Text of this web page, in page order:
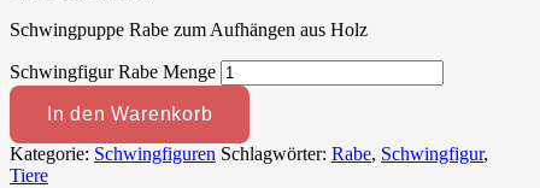
Schwingpuppe Rabe zum Aufhängen aus Holz
Schwingfigur Rabe Menge
In den Warenkorb
Kategorie: Schwingfiguren Schlagwörter: Rabe, Schwingfigur,
Tiere